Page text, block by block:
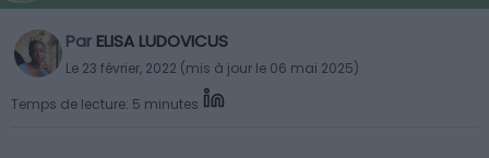
Par ELISA LUDOVICUS
Le 23 février, 2022 (mis à jour le 06 mai 2025)
Temps de lecture: 5 minutes